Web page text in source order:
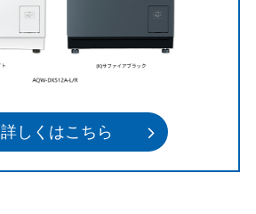
詳しくはこちら